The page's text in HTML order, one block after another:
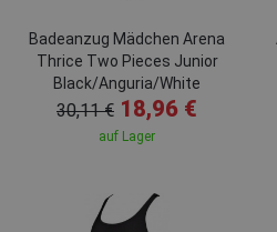
Badeanzug Mädchen Arena
Thrice Two Pieces Junior
Black/Anguria/White
30,11 € 18,96 €
auf Lager